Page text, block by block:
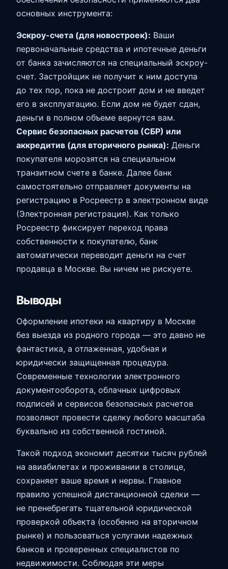
основных инструмента:
Эскроу-счета (для новостроек): Ваши
первоначальные средства и ипотечные деньги
от банка зачисляются на специальный эскроу-
счет. Застройщик не получит к ним доступа
до тех пор, пока не достроит дом и не введет
его в эксплуатацию. Если дом не будет сдан,
деньги в полном объеме вернутся вам.
Сервис безопасных расчетов (СБР) или
аккредитив (для вторичного рынка): Деньги
покупателя морозятся на специальном
транзитном счете в банке. Далее банк
самостоятельно отправляет документы на
регистрацию в Росреестр в электронном виде
(Электронная регистрация). Как только
Росреестр фиксирует переход права
собственности к покупателю, банк
автоматически переводит деньги на счет
продавца в Москве. Вы ничем не рискуете.
Выводы
Оформление ипотеки на квартиру в Москве
без выезда из родного города — это давно не
фантастика, а отлаженная, удобная и
юридически защищенная процедура.
Современные технологии электронного
документооборота, облачных цифровых
подписей и сервисов безопасных расчетов
позволяют провести сделку любого масштаба
буквально из собственной гостиной.
Такой подход экономит десятки тысяч рублей
на авиабилетах и проживании в столице,
сохраняет ваше время и нервы. Главное
правило успешной дистанционной сделки —
не пренебрегать тщательной юридической
проверкой объекта (особенно на вторичном
рынке) и пользоваться услугами надежных
банков и проверенных специалистов по
недвижимости. Соблюдая эти меры